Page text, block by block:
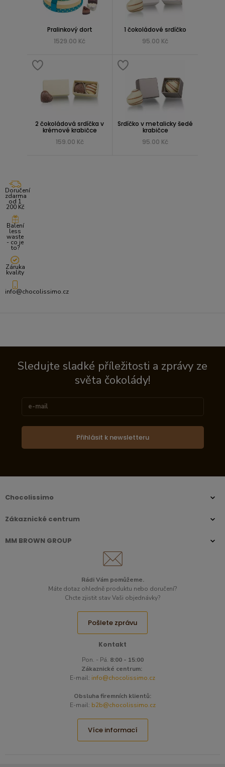
Pralinkový dort
1529.00 Kč
1 čokoládové srdíčko
95.00 Kč
2 čokoládová srdíčka v
krémové krabičce
159.00 Kč
Srdíčko v metalicky šedé
krabičce
95.00 Kč
Doručení
zdarma
od 1
200 Kč
Balení
less
waste
- co je
to?
Záruka
kvality
info@chocolissimo.cz
Sledujte sladké příležitosti a zprávy ze
světa čokolády!
Přihlásit k newsletteru
Chocolissimo
Zákaznické centrum
MM BROWN GROUP
Kontakt
Pon. - Pá. 8:00 - 15:00
Zákaznické centrum:
E-mail: info@chocolissimo.cz
Obsluha firemních klientů:
E-mail: b2b@chocolissimo.cz
Více informací
Rádi Vám pomůžeme.
Máte dotaz ohledně produktu nebo doručení?
Chcte zjistit stav Vaši objednávky?
Pošlete zprávu